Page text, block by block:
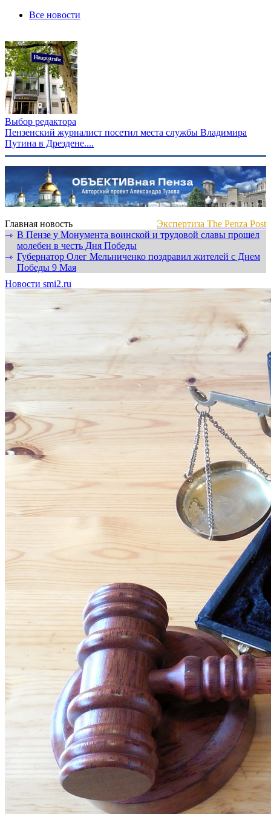
Все новости
Выбор редактора
Пензенский журналист посетил места службы Владимира
Путина в Дрездене....
Главная новость
Экспертиза The Penza Post
⇾ В Пензе у Монумента воинской и трудовой славы прошел
молебен в честь Дня Победы
⇾ Губернатор Олег Мельниченко поздравил жителей с Днем
Победы 9 Мая
Новости smi2.ru